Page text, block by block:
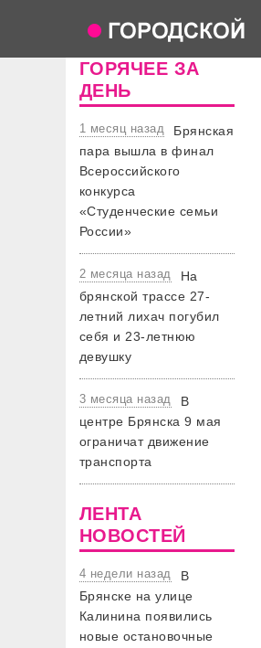
ГОРЯЧЕЕ ЗА
ДЕНЬ
1 месяц назад
Брянская
пара вышла в финал
Всероссийского
конкурса
«Студенческие семьи
России»
2 месяца назад
На
брянской трассе 27-
летний лихач погубил
себя и 23-летнюю
девушку
3 месяца назад
В
центре Брянска 9 мая
ограничат движение
транспорта
ЛЕНТА
НОВОСТЕЙ
4 недели назад
В
Брянске на улице
Калинина появились
новые остановочные